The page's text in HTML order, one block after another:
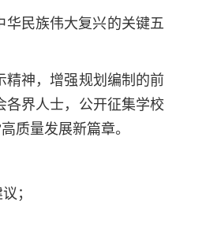
华民族伟大复兴的关键五
精神，增强规划编制的前
各界人士，公开征集学校
质量发展新篇章。
；